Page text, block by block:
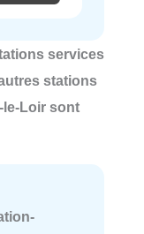
services
stations
le-Loir sont